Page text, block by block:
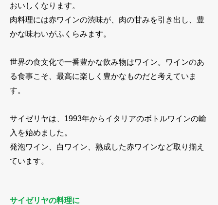
おいしくなります。
肉料理には赤ワインの渋味が、肉の甘みを引き出し、豊
かな味わいがふくらみます。
世界の食文化で一番豊かな飲み物はワイン。ワインのあ
る食事こそ、最高に楽しく豊かなものだと考えていま
す。
サイゼリヤは、1993年からイタリアのボトルワインの輸
入を始めました。
発泡ワイン、白ワイン、熟成した赤ワインなど取り揃え
ています。
サイゼリヤの料理に